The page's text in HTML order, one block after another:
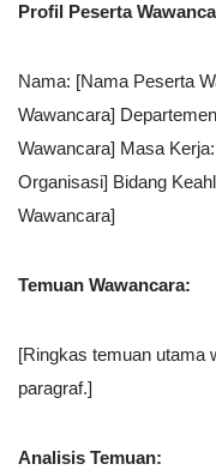
Profil Peserta
Nama: [Nama Peserta
Wawancara]
Wawancara] Masa
Organisasi] Bidang
Wawancara]
Temuan Wawancara:
[Ringkas temuan utama
paragraf.]
Analisis Temuan: